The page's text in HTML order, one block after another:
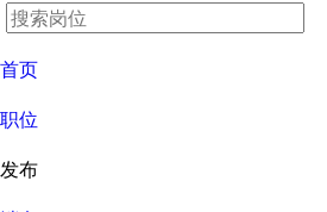
首页
职位
发布